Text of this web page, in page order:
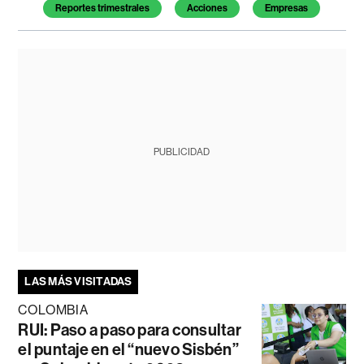
Reportes trimestrales Acciones Empresas
PUBLICIDAD
LAS MÁS VISITADAS
COLOMBIA
RUI: Paso a paso para consultar
el puntaje en el “nuevo Sisbén”